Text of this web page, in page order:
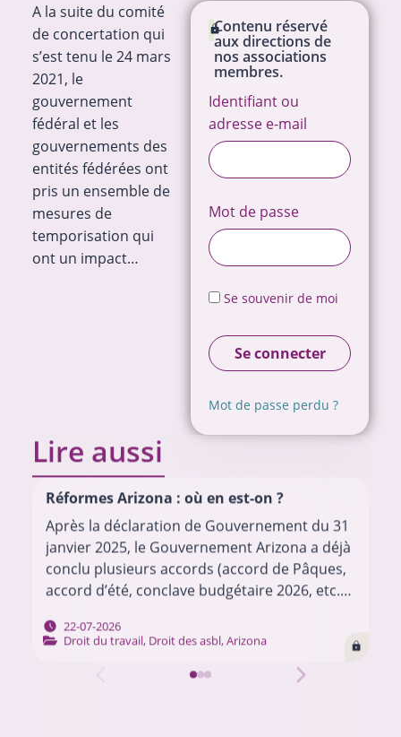
A la suite du comité
de concertation qui
s’est tenu le 24 mars
2021, le
gouvernement
fédéral et les
gouvernements des
entités fédérées ont
pris un ensemble de
mesures de
temporisation qui
ont un impact…
Contenu réservé
aux directions de
nos associations
membres.
Identifiant ou
adresse e-mail
Mot de passe
Se souvenir de moi
Se connecter
Mot de passe perdu ?
Lire aussi
Réformes Arizona : où en est-on ?
Après la déclaration de Gouvernement du 31
janvier 2025, le Gouvernement Arizona a déjà
conclu plusieurs accords (accord de Pâques,
accord d’été, conclave budgétaire 2026, etc.)
Chacun de ces…
22-07-2026
Droit du travail, Droit des asbl, Arizona